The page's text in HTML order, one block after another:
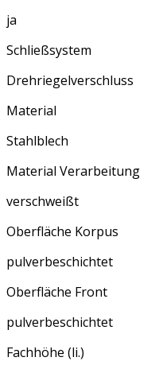
ja
Schließsystem
Drehriegelverschluss
Material
Stahlblech
Material Verarbeitung
verschweißt
Oberfläche Korpus
pulverbeschichtet
Oberfläche Front
pulverbeschichtet
Fachhöhe (li.)